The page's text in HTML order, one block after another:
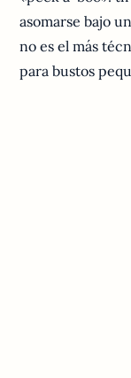
asomarse bajo
no es el más
para bustos